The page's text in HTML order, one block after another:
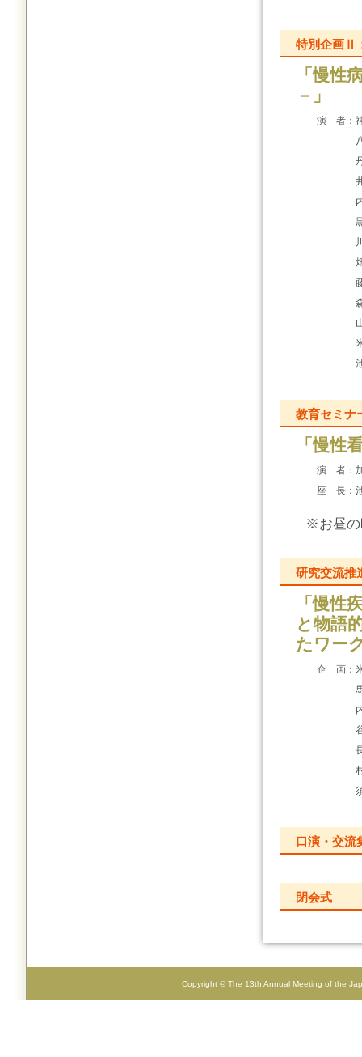
特別企画Ⅱ
「慢性
－」
演 者：
教育セミ
「慢性
演 者：
座 長：
※お昼の
研究交流推
「慢性
と物語
たワー
企 画：
口演・交流
閉会式
Copyright © The 13th Annual Meeting of the